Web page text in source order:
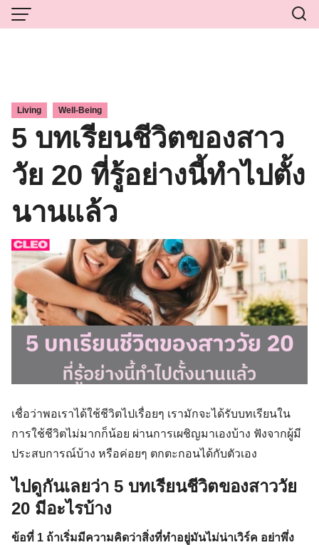
Skip
to
Living Well-Being
5 บทเรียนชีวิตของสาว
วัย 20 ที่รู้อย่างนี้ทำไปตั้ง
นานแล้ว
เชื่อว่าพอเราได้ใช้ชีวิตไปเรื่อยๆ เรามักจะได้รับบทเรียนใน
การใช้ชีวิตไม่มากก็น้อย ผ่านการเผชิญมาเองบ้าง ฟังจากผู้มี
ประสบการณ์บ้าง หรือค่อยๆ ตกตะกอนได้กับตัวเอง
ไปดูกันเลยว่า 5 บทเรียนชีวิตของสาววัย
20 มีอะไรบ้าง
ข้อที่ 1 ถ้าเริ่มมีความคิดว่าสิ่งที่ทำอยู่มันไม่น่าเวิร์ค อย่าพึ่ง